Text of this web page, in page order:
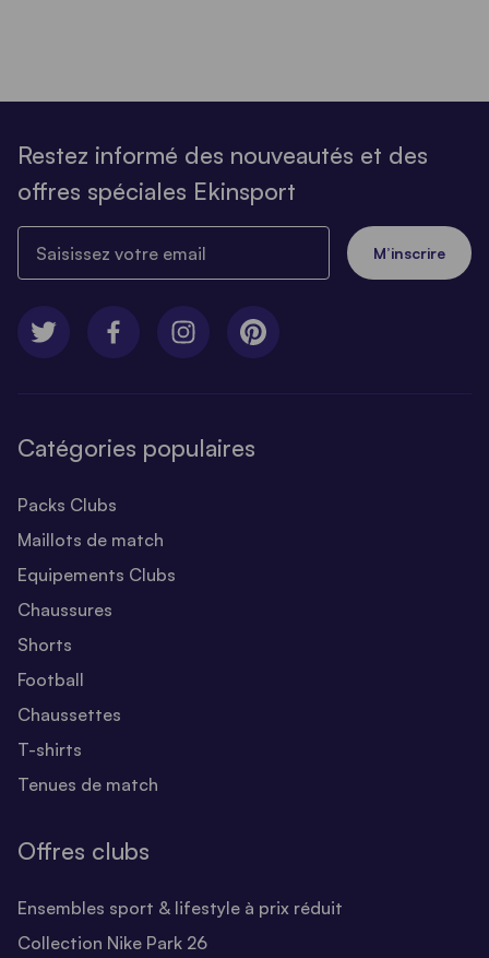
Restez informé des nouveautés et des
offres spéciales Ekinsport
M’inscrire
Catégories populaires
Packs Clubs
Maillots de match
Equipements Clubs
Chaussures
Shorts
Football
Chaussettes
T-shirts
Tenues de match
Offres clubs
Ensembles sport & lifestyle à prix réduit
Collection Nike Park 26